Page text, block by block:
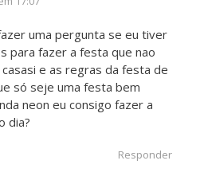
uma pergunta se eu tiver
para fazer a festa que nao
e as regras da festa de
só seje uma festa bem
neon eu consigo fazer a
dia?
Responder